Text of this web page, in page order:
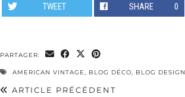
TWEET SHARE 0
PARTAGER:
AMERICAN VINTAGE BLOG DÉCO BLOG DESIGN
ARTICLE PRÉCÉDENT